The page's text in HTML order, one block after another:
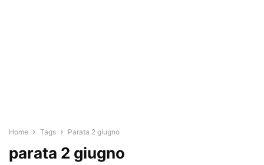
Home Tags Parata 2 giugno
parata 2 giugno